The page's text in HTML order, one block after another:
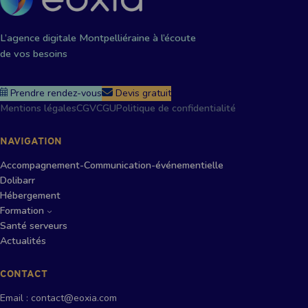
L’agence digitale Montpelliéraine à l’écoute
de vos besoins
Prendre rendez-vous
Devis gratuit
Mentions légalesCGVCGUPolitique de confidentialité
NAVIGATION
Accompagnement-Communication-événementielle
Dolibarr
Hébergement
Formation
Santé serveurs
Actualités
CONTACT
Email : contact@eoxia.com